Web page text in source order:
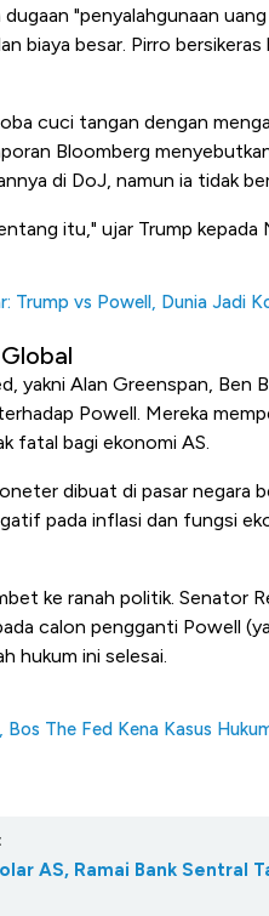
"penyalahgunaan
biaya besar. Pirro
cuci tangan dengan
Bloomberg
di DoJ, namun ia tidak
itu," ujar Trump kepada
Trump vs Powell, Dunia Jadi
yakni Alan Greenspan, Ben
Powell. Mereka
fatal bagi ekonomi AS.
dibuat di pasar negara
pada inflasi dan fungsi
ke ranah politik. Senator
calon pengganti Powell
hukum ini selesai.
Bos The Fed Kena Kasus
AS, Ramai Bank Sentral